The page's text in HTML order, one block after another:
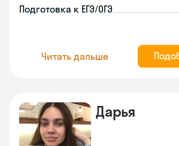
Подготовка к ЕГЭ/ОГЭ
Читать дальше
Дарья